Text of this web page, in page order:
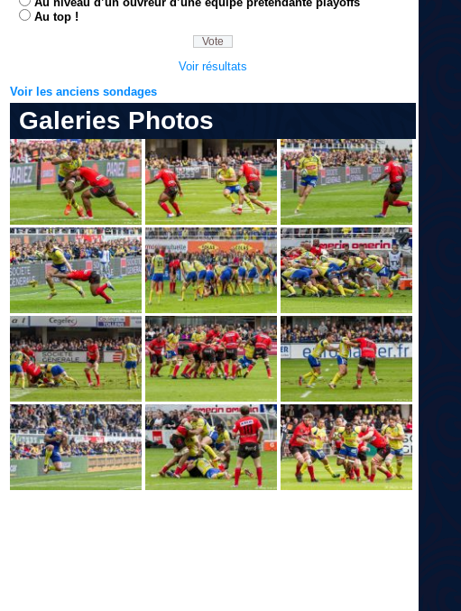
Au top !
Voir résultats
Voir les anciens sondages
Galeries Photos